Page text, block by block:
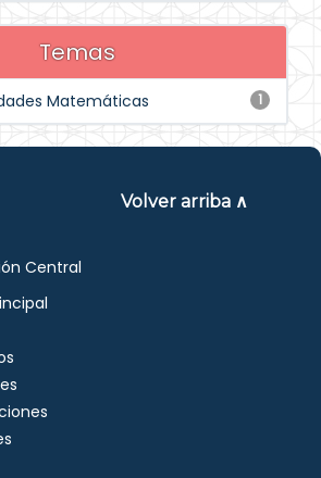
Temas
1
Matemáticas
Volver arriba ∧
Central